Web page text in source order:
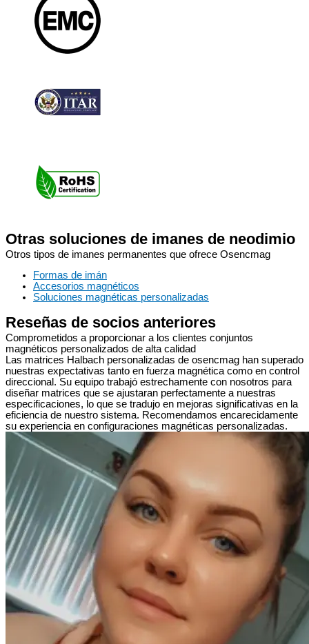
Otras soluciones de imanes de neodimio
Otros tipos de imanes permanentes que ofrece Osencmag
Formas de imán
Accesorios magnéticos
Soluciones magnéticas personalizadas
Reseñas de socios anteriores
Comprometidos a proporcionar a los clientes conjuntos
magnéticos personalizados de alta calidad
Las matrices Halbach personalizadas de osencmag han superado
nuestras expectativas tanto en fuerza magnética como en control
direccional. Su equipo trabajó estrechamente con nosotros para
diseñar matrices que se ajustaran perfectamente a nuestras
especificaciones, lo que se tradujo en mejoras significativas en la
eficiencia de nuestro sistema. Recomendamos encarecidamente
su experiencia en configuraciones magnéticas personalizadas.